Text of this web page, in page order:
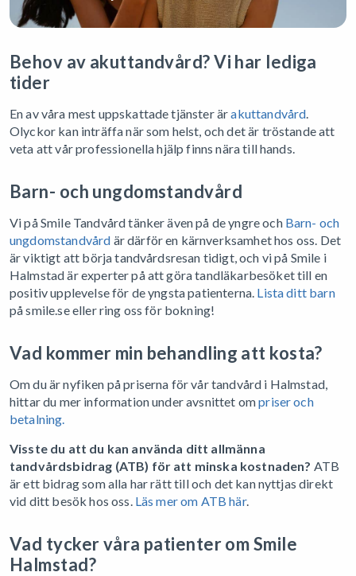
Behov av akuttandvård? Vi har lediga
tider
En av våra mest uppskattade tjänster ärakuttandvård.
Olyckor kan inträffa när som helst, och det är tröstande att
veta att vår professionella hjälp finns nära till hands.
Barn- och ungdomstandvård
Vi på Smile Tandvård tänker även på de yngre och Barn- och
ungdomstandvård är därför en kärnverksamhet hos oss. Det
är viktigt att börja tandvårdsresan tidigt, och vi på Smile i
Halmstad är experter på att göra tandläkarbesöket till en
positiv upplevelse för de yngsta patienterna. Lista ditt barn
på smile.se eller ring oss för bokning!
Vad kommer min behandling att kosta?
Om du är nyfiken på priserna för vår tandvård i Halmstad,
hittar du mer information under avsnittet ompriser och
betalning.
Visste du att du kan använda ditt allmänna
tandvårdsbidrag (ATB) för att minska kostnaden? ATB
är ett bidrag som alla har rätt till och det kan nyttjas direkt
vid ditt besök hos oss. Läs mer om ATB här.
Vad tycker våra patienter om Smile
Halmstad?